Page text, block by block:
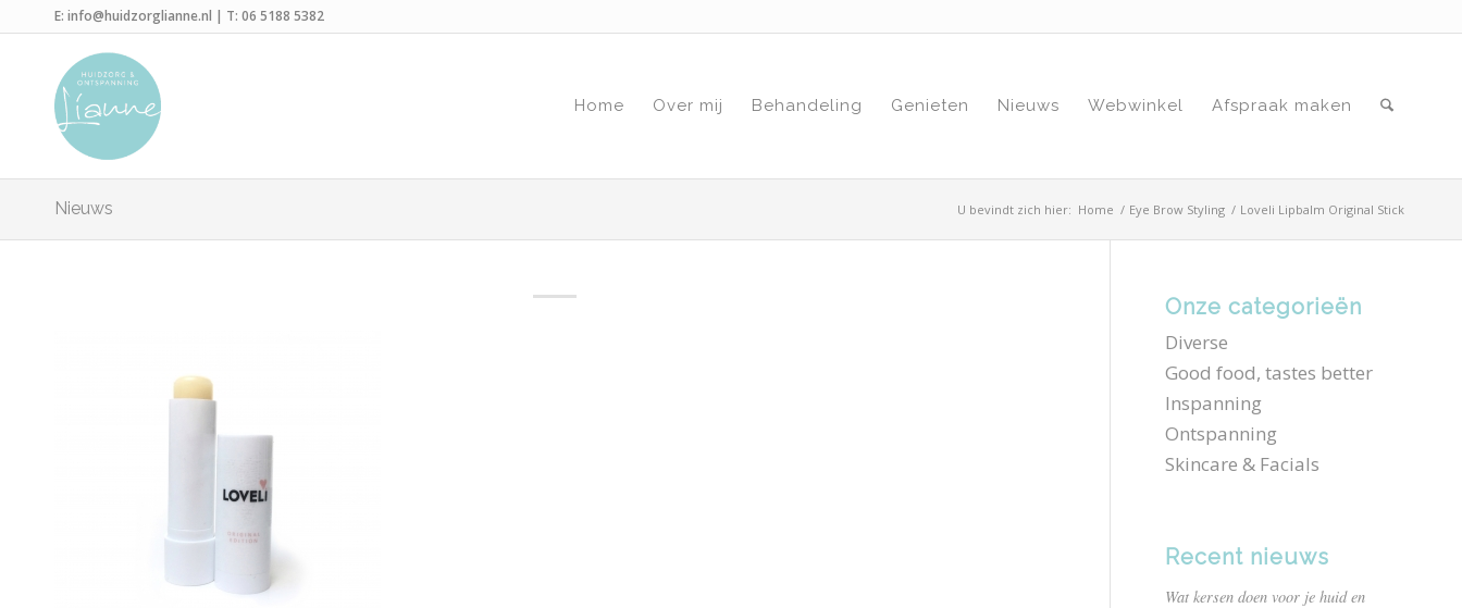
E: info@huidzorglianne.nl | T: 06 5188 5382
Home Over mij Behandeling Genieten Nieuws Webwinkel Afspraak maken
Nieuws U bevindt zich hier: Home / Eye Brow Styling / Loveli Lipbalm Original Stick
Onze categorieën
Diverse
Good food, tastes better
Inspanning
Ontspanning
Skincare & Facials
Recent nieuws
Wat kersen doen voor je huid en